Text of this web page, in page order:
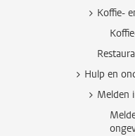
Koffie-
Hulp en
Melden